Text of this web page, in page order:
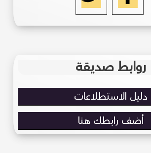
روابط صديقة
دليل الاستطلاعات
أضف رابطك هنا